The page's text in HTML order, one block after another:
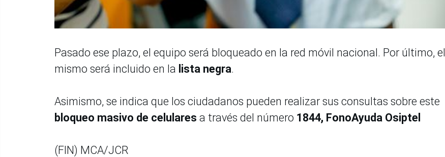
Pasado ese plazo, el equipo será bloqueado en la red móvil nacional. Por último, el
mismo será incluido en la lista negra.
Asimismo, se indica que los ciudadanos pueden realizar sus consultas sobre este
bloqueo masivo de celulares a través del número 1844, FonoAyuda Osiptel
(FIN) MCA/JCR